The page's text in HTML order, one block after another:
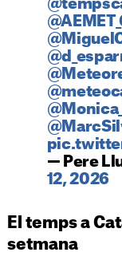
— Pere
12, 2026
El temps a
setmana